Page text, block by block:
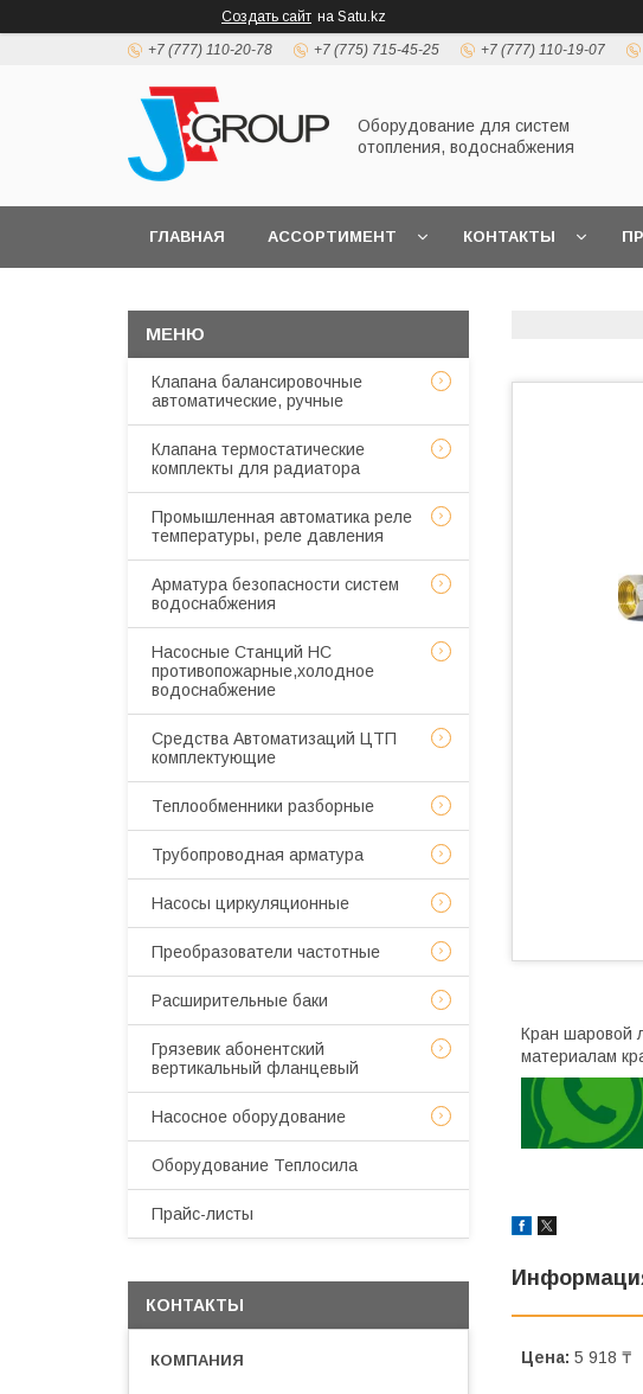
Создать сайт на Satu.kz
+7 (777) 110-20-78 +7 (775) 715-45-25 +7 (777) 110-19-07
Оборудование для систем
отопления, водоснабжения
ГЛАВНАЯ АССОРТИМЕНТ КОНТАКТЫ
Кран шаровой
материалам
Цена: 5 918 ₸
Клапана балансировочные
автоматические, ручные
Клапана термостатические
комплекты для радиатора
Промышленная автоматика реле
температуры, реле давления
Арматура безопасности систем
водоснабжения
Насосные Станций НС
противопожарные,холодное
водоснабжение
Средства Автоматизаций ЦТП
комплектующие
Теплообменники разборные
Трубопроводная арматура
Насосы циркуляционные
Преобразователи частотные
Расширительные баки
Грязевик абонентский
вертикальный фланцевый
Насосное оборудование
Оборудование Теплосила
Прайс-листы
КОНТАКТЫ